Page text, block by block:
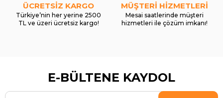
ÜCRETSİZ KARGO
Türkiye’nin her yerine 2500
TL ve üzeri ücretsiz kargo!
MÜŞTERİ HİZMETLERİ
Mesai saatlerinde müşteri
hizmetleri ile çözüm imkanı!
E-BÜLTENE KAYDOL